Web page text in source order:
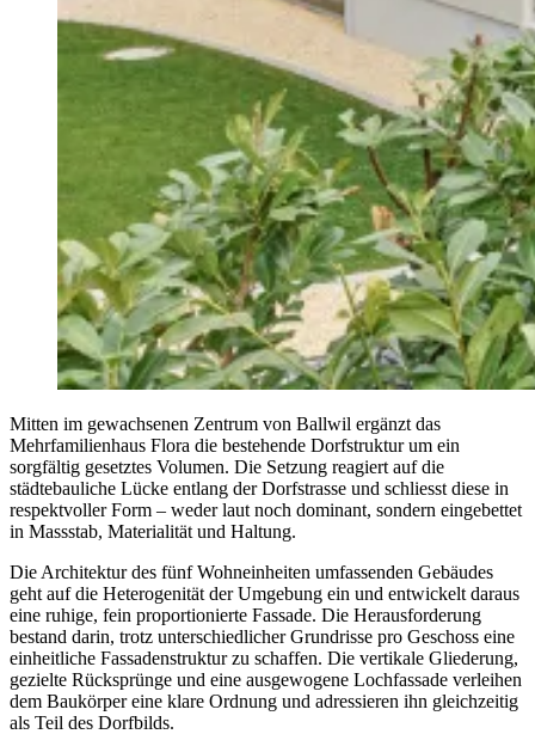
Mitten im gewachsenen Zentrum von Ballwil ergänzt das
Mehrfamilienhaus Flora die bestehende Dorfstruktur um ein
sorgfältig gesetztes Volumen. Die Setzung reagiert auf die
städtebauliche Lücke entlang der Dorfstrasse und schliesst diese in
respektvoller Form – weder laut noch dominant, sondern eingebettet
in Massstab, Materialität und Haltung.
Die Architektur des fünf Wohneinheiten umfassenden Gebäudes
geht auf die Heterogenität der Umgebung ein und entwickelt daraus
eine ruhige, fein proportionierte Fassade. Die Herausforderung
bestand darin, trotz unterschiedlicher Grundrisse pro Geschoss eine
einheitliche Fassadenstruktur zu schaffen. Die vertikale Gliederung,
gezielte Rücksprünge und eine ausgewogene Lochfassade verleihen
dem Baukörper eine klare Ordnung und adressieren ihn gleichzeitig
als Teil des Dorfbilds.